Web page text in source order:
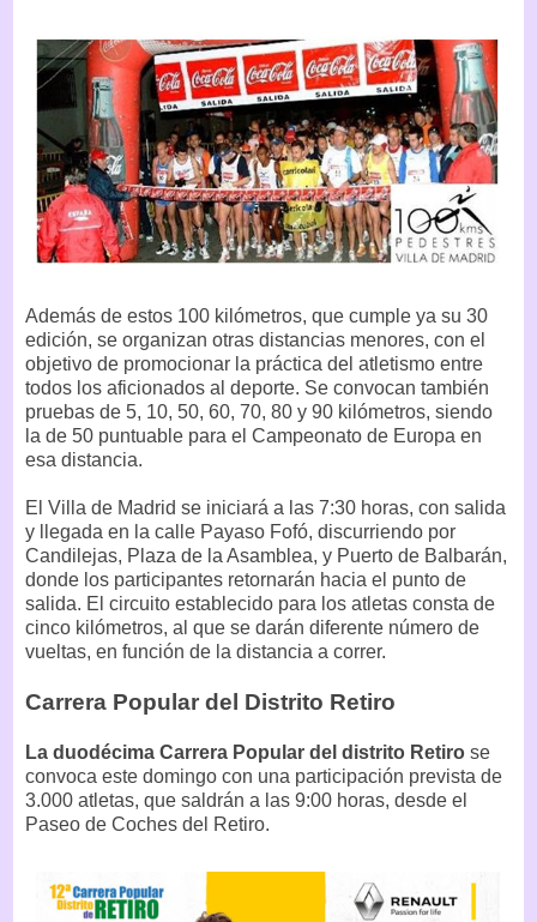
Además de estos 100 kilómetros, que cumple ya su 30
edición, se organizan otras distancias menores, con el
objetivo de promocionar la práctica del atletismo entre
todos los aficionados al deporte. Se convocan también
pruebas de 5, 10, 50, 60, 70, 80 y 90 kilómetros, siendo
la de 50 puntuable para el Campeonato de Europa en
esa distancia.
El Villa de Madrid se iniciará a las 7:30 horas, con salida
y llegada en la calle Payaso Fofó, discurriendo por
Candilejas, Plaza de la Asamblea, y Puerto de Balbarán,
donde los participantes retornarán hacia el punto de
salida. El circuito establecido para los atletas consta de
cinco kilómetros, al que se darán diferente número de
vueltas, en función de la distancia a correr.
Carrera Popular del Distrito Retiro
La duodécima Carrera Popular del distrito Retiro se
convoca este domingo con una participación prevista de
3.000 atletas, que saldrán a las 9:00 horas, desde el
Paseo de Coches del Retiro.